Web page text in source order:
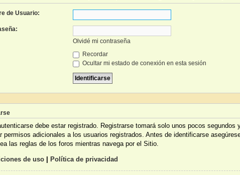
de Usuario:
Olvidé mi contraseña
Recordar
Ocultar mi estado de conexión en esta sesión
debe estar registrado. Registrarse tomará solo unos pocos
permisos adicionales a los usuarios registrados. Antes de identificarse
las reglas de los foros mientras navega por el Sitio.
de uso| Política de privacidad